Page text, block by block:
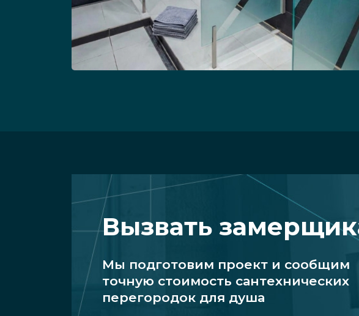
Вызвать
Мы подготовим проект и сообщим
точную стоимость сантехнических
перегородок для душа